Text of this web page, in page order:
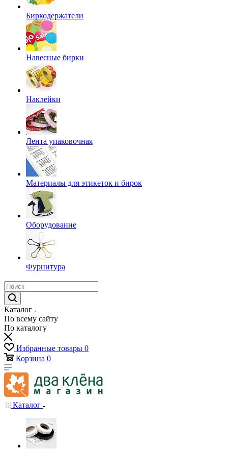
Биркодержатели
Навесные бирки
Наклейки
Лента упаковочная
Материалы для этикеток и бирок
Оборудование
Фурнитура
Каталог
По всему сайту
По каталогу
Избранные товары 0
Корзина 0
Каталог